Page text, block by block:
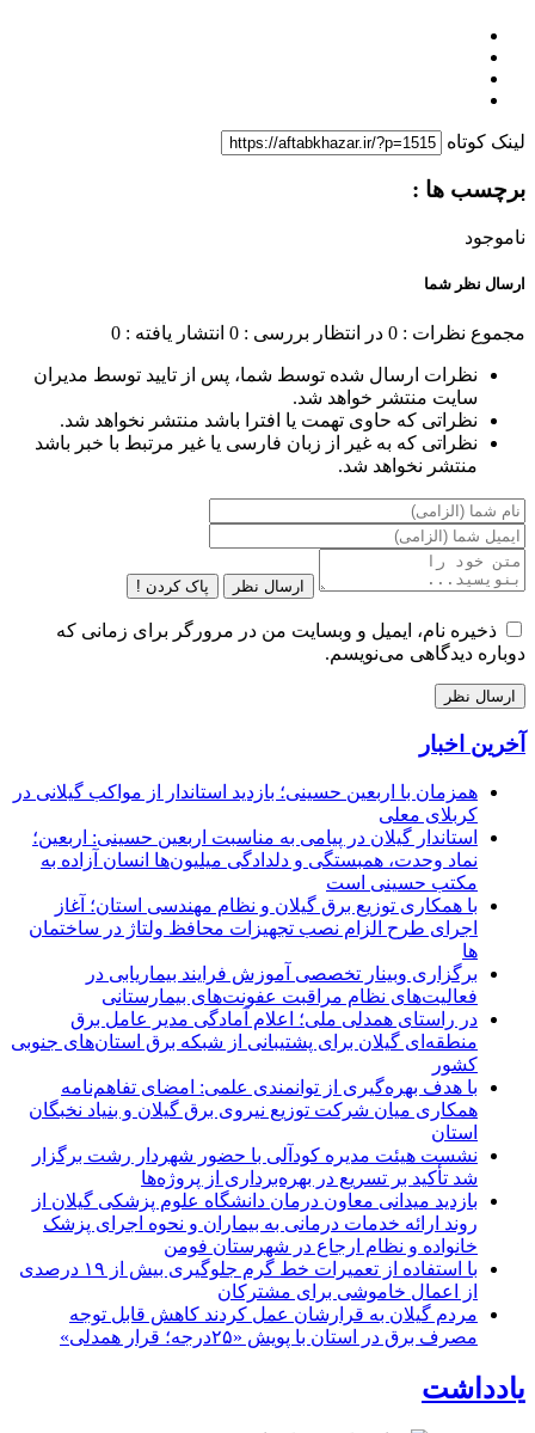
لینک کوتاه
برچسب ها :
ناموجود
ارسال نظر شما
مجموع نظرات : 0 در انتظار بررسی : 0 انتشار یافته : 0
نظرات ارسال شده توسط شما، پس از تایید توسط مدیران
سایت منتشر خواهد شد.
نظراتی که حاوی تهمت یا افترا باشد منتشر نخواهد شد.
نظراتی که به غیر از زبان فارسی یا غیر مرتبط با خبر باشد
منتشر نخواهد شد.
ارسال نظر پاک کردن !
ذخیره نام، ایمیل و وبسایت من در مرورگر برای زمانی که
دوباره دیدگاهی می‌نویسم.
آخرین اخبار
همزمان با اربعین حسینی؛ بازدید استاندار از مواکب گیلانی در
کربلای معلی
استاندار گیلان در پیامی به مناسبت اربعین حسینی: اربعین؛
نماد وحدت، همبستگی و دلدادگی میلیون‌ها انسان آزاده به
مکتب حسینی است
با همکاری توزیع برق گیلان و نظام مهندسی استان؛ آغاز
اجرای طرح الزام نصب تجهیزات محافظ ولتاژ در ساختمان
ها
برگزاری وبینار تخصصی آموزش فرایند بیماریابی در
فعالیت‌های نظام مراقبت عفونت‌های بیمارستانی
در راستای همدلی ملی؛ اعلام آمادگی مدیر عامل برق
منطقه‌ای گیلان برای پشتیبانی از شبكه برق استان‌های جنوبی
كشور
با هدف بهره‌گیری از توانمندی علمی: امضای تفاهم‌نامه
همكاری میان شركت توزیع نیروی برق گیلان و بنیاد نخبگان
استان
نشست هیئت مدیره کودآلی با حضور شهردار رشت برگزار
شد تأکید بر تسریع در بهره‌برداری از پروژه‌ها
بازدید میدانی معاون درمان دانشگاه علوم پزشکی گیلان از
روند ارائه خدمات درمانی به بیماران و نحوه اجرای پزشک
خانواده و نظام ارجاع در شهرستان فومن
با استفاده از تعمیرات خط گرم جلوگیری بیش از ۱۹ درصدی
از اعمال خاموشی برای مشتركان
مردم گیلان به قرارشان عمل کردند كاهش قابل توجه
مصرف برق در استان با پویش «۲۵درجه؛ قرار همدلی»
یادداشت